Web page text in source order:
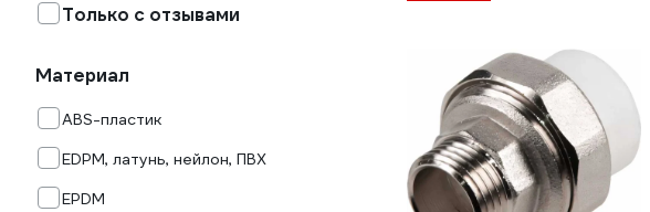
Только с отзывами
Материал
ABS-пластик
EDPM, латунь, нейлон, ПВХ
EPDM